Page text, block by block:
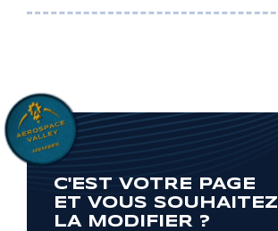
C'EST VOTRE PAGE
ET VOUS SOUHAITEZ
LA MODIFIER ?